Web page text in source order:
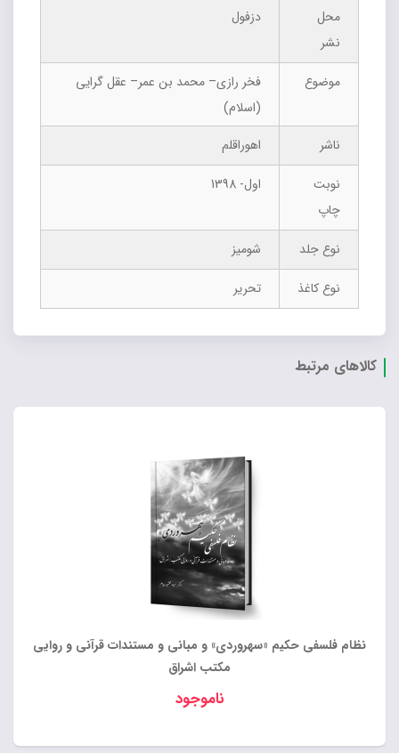
محل
نشر
دزفول
موضوع
فخر رازی– محمد بن عمر– عقل گرایی
(اسلام)
ناشر
اهوراقلم
نوبت
چاپ
اول- 1398
نوع جلد
شومیز
نوع کاغذ
تحریر
کالاهای مرتبط
نظام فلسفی حکیم «سهروردی» و مبانی و مستندات قرآنی و روایی
مکتب اشراق
ناموجود